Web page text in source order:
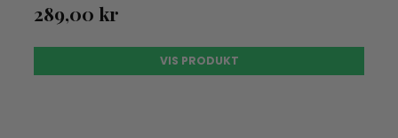
289,00 kr
VIS PRODUKT